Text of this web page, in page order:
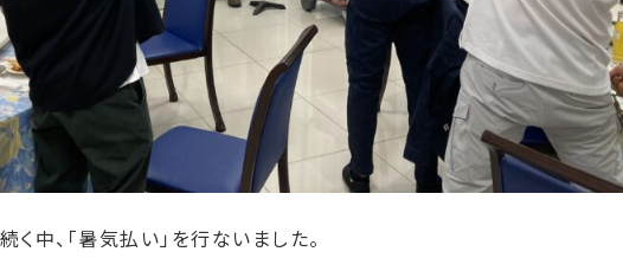
中、「暑気払い」を行ないました。